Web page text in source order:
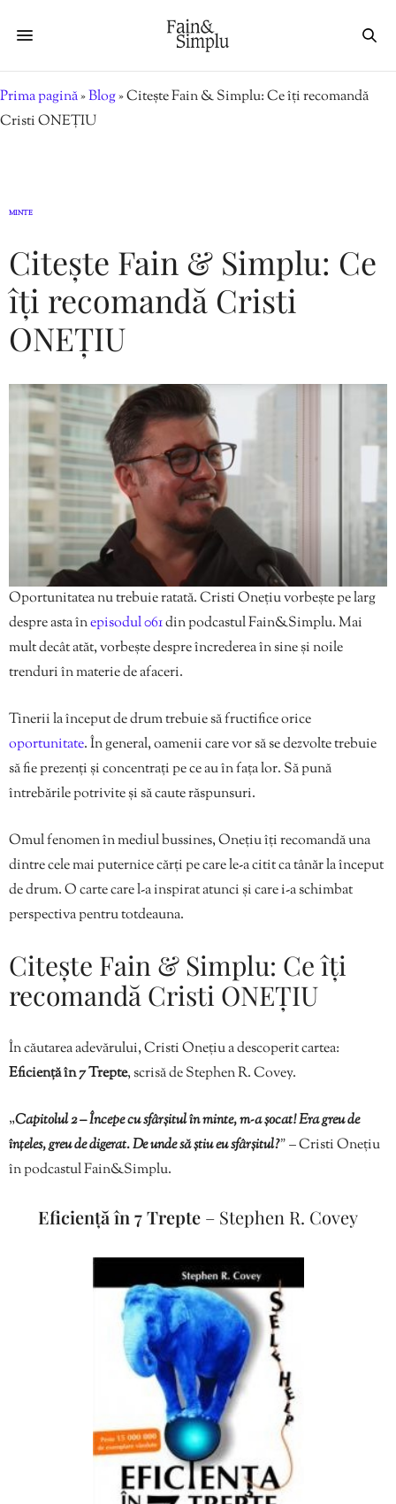
Prima pagină»Blog»Citește Fain & Simplu: Ce îți recomandă
Cristi ONEȚIU
MINTE
Citește Fain & Simplu: Ce
îți recomandă Cristi
ONEȚIU
Oportunitatea nu trebuie ratată. Cristi Onețiu vorbește pe larg
despre asta înepisodul 061din podcastul Fain&Simplu. Mai
mult decât atăt, vorbește despre încrederea în sine și noile
trenduri în materie de afaceri.
Tinerii la început de drum trebuie să fructifice orice
oportunitate. În general, oamenii care vor să se dezvolte trebuie
să fie prezenți și concentrați pe ce au în fața lor. Să pună
întrebările potrivite și să caute răspunsuri.
Omul fenomen în mediul bussines, Onețiu îți recomandă una
dintre cele mai puternice cărți pe care le-a citit ca tânăr la început
de drum. O carte care l-a inspirat atunci și care i-a schimbat
perspectiva pentru totdeauna.
Citește Fain & Simplu: Ce îți
recomandă Cristi ONEȚIU
În căutarea adevărului, Cristi Onețiu a descoperit cartea:
Eficiență în 7 Trepte, scrisă de Stephen R. Covey.
„Capitolul 2 – Începe cu sfârșitul în minte, m-a șocat! Era greu de
înțeles, greu de digerat. De unde să știu eu sfârșitul?”– Cristi Onețiu
în podcastul Fain&Simplu.
Eficiență în 7 Trepte – Stephen R. Covey